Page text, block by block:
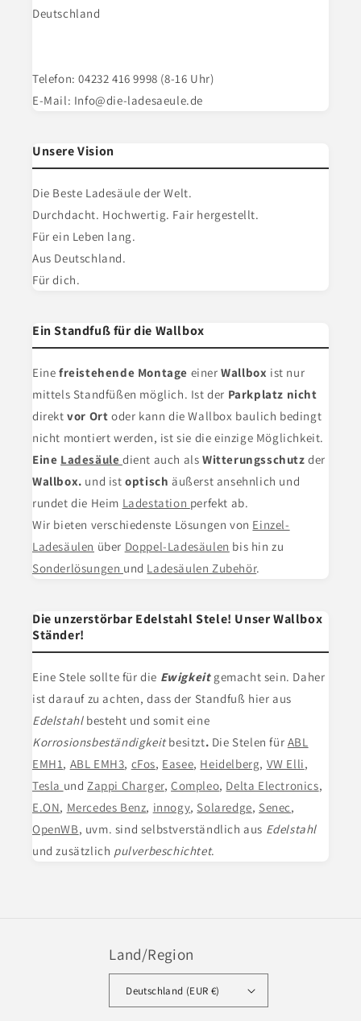
Deutschland
Telefon: 04232 416 9998 (8-16 Uhr)
E-Mail: Info@die-ladesaeule.de
Unsere Vision
Die Beste Ladesäule der Welt.
Durchdacht. Hochwertig. Fair hergestellt.
Für ein Leben lang.
Aus Deutschland.
Für dich.
Ein Standfuß für die Wallbox
Eine freistehende Montage einerWallbox ist nur
mittels Standfüßen möglich. Ist der Parkplatz nicht
direktvor Ortoder kann die Wallbox baulich bedingt
nicht montiert werden, ist sie die einzige Möglichkeit.
Eine Ladesäuledient auch alsWitterungsschutzder
Wallbox. und istoptischäußerst ansehnlich und
rundet die Heim Ladestation perfekt ab.
Wir bieten verschiedenste Lösungen von Einzel-
Ladesäulen über Doppel-Ladesäulen bis hin zu
Sonderlösungen und Ladesäulen Zubehör.
Die unzerstörbar Edelstahl Stele! Unser Wallbox
Ständer!
Eine Stele sollte für die Ewigkeit gemacht sein. Daher
ist darauf zu achten, dass der Standfuß hier aus
Edelstahlbesteht und somit eine
Korrosionsbeständigkeitbesitzt. Die Stelen für ABL
EMH1, ABL EMH3, cFos, Easee, Heidelberg, VW Elli,
Tesla undZappi Charger,Compleo, Delta Electronics,
E.ON, Mercedes Benz, innogy, Solaredge, Senec,
OpenWB, uvm. sind selbstverständlich aus Edelstahl
und zusätzlich pulverbeschichtet.
Land/Region
Deutschland (EUR €)